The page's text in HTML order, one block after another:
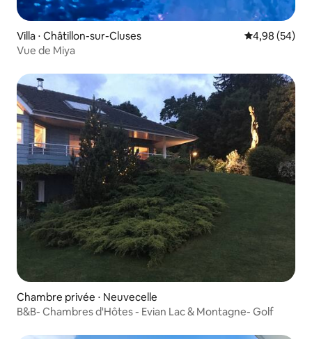
Villa ⋅ Châtillon-sur-Cluses Évaluation
4,98 (54)
Vue de Miya
Chambre privée ⋅ Neuvecelle
B&B- Chambres d'Hôtes - Evian Lac & Montagne- Golf